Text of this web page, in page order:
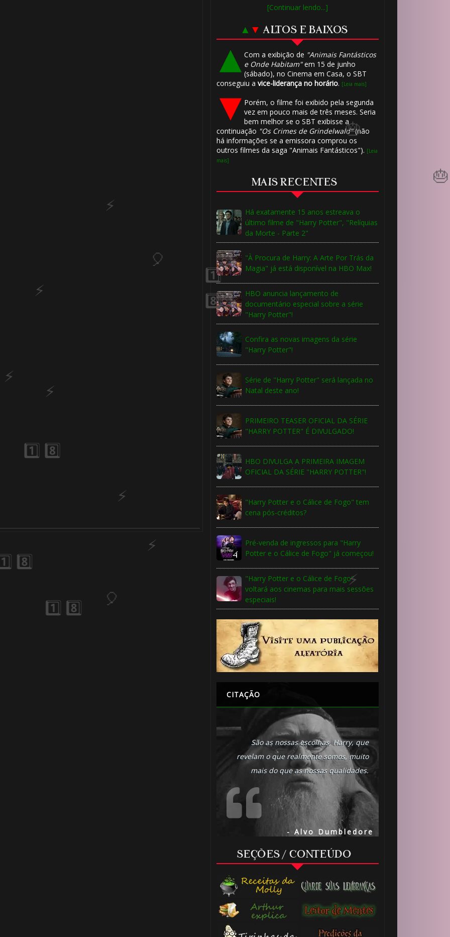
[Continuar lendo...]
▲ ▼ ALTOS E BAIXOS
Com a exibição de "Animais Fantásticos
e Onde Habitam"em 15 de junho
(sábado), no Cinema em Casa, o SBT
conseguiu a vice-liderança no horário. [Leia mais]
Porém, o filme foi exibido pela segunda
vez em pouco mais de três meses. Seria
bem melhor se o SBT exibisse a
continuação "Os Crimes de Grindelwald"(não
há informações se a emissora comprou os
outros filmes da saga "Animais Fantásticos"). [Leia
mais]
MAIS RECENTES
Há exatamente 15 anos estreava o
último filme de "Harry Potter", "Relíquias
da Morte - Parte 2"
"À Procura de Harry: A Arte Por Trás da
Magia" já está disponível na HBO Max!
HBO anuncia lançamento de
documentário especial sobre a série
"Harry Potter"!
Confira as novas imagens da série
"Harry Potter"!
Série de "Harry Potter" será lançada no
Natal deste ano!
PRIMEIRO TEASER OFICIAL DA SÉRIE
"HARRY POTTER" É DIVULGADO!
HBO DIVULGA A PRIMEIRA IMAGEM
OFICIAL DA SÉRIE "HARRY POTTER"!
"Harry Potter e o Cálice de Fogo" tem
cena pós-créditos?
Pré-venda de ingressos para "Harry
Potter e o Cálice de Fogo" já começou!
"Harry Potter e o Cálice de Fogo"
voltará aos cinemas para mais sessões
especiais!
CITAÇÃO
São as nossas escolhas, Harry, que
revelam o que realmente somos, muito
mais do que as nossas qualidades.
- Alvo Dumbledore
SEÇÕES / CONTEÚDO
⚡